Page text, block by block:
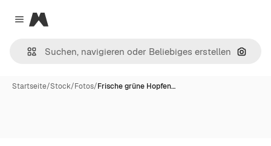
Close menu
Magnific
Nach
Startseite/Stock/Fotos/Frische grüne Hopfen…